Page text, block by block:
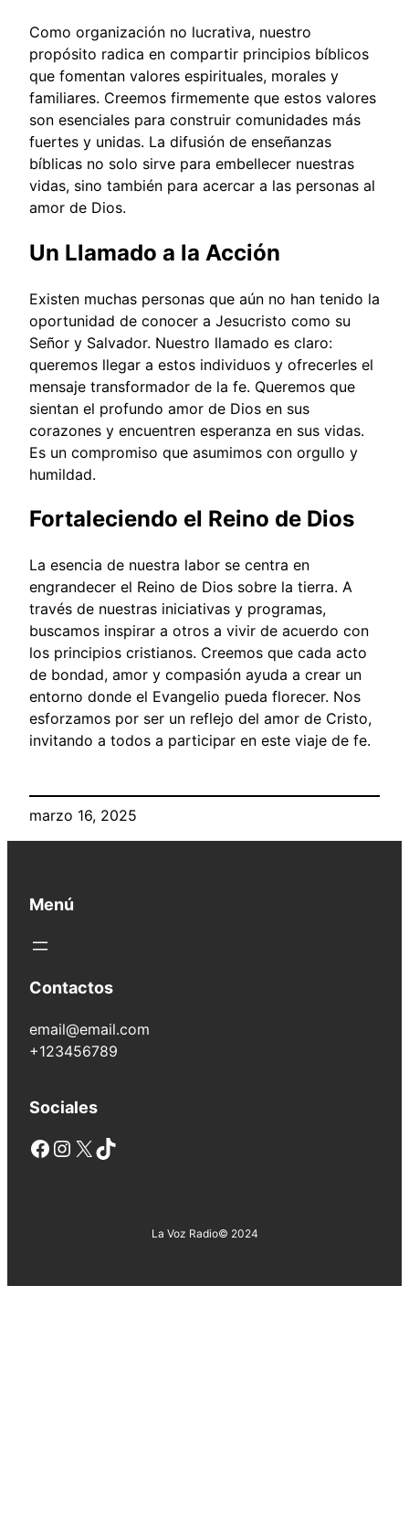
Como organización no lucrativa, nuestro
propósito radica en compartir principios bíblicos
que fomentan valores espirituales, morales y
familiares. Creemos firmemente que estos valores
son esenciales para construir comunidades más
fuertes y unidas. La difusión de enseñanzas
bíblicas no solo sirve para embellecer nuestras
vidas, sino también para acercar a las personas al
amor de Dios.
Un Llamado a la Acción
Existen muchas personas que aún no han tenido la
oportunidad de conocer a Jesucristo como su
Señor y Salvador. Nuestro llamado es claro:
queremos llegar a estos individuos y ofrecerles el
mensaje transformador de la fe. Queremos que
sientan el profundo amor de Dios en sus
corazones y encuentren esperanza en sus vidas.
Es un compromiso que asumimos con orgullo y
humildad.
Fortaleciendo el Reino de Dios
La esencia de nuestra labor se centra en
engrandecer el Reino de Dios sobre la tierra. A
través de nuestras iniciativas y programas,
buscamos inspirar a otros a vivir de acuerdo con
los principios cristianos. Creemos que cada acto
de bondad, amor y compasión ayuda a crear un
entorno donde el Evangelio pueda florecer. Nos
esforzamos por ser un reflejo del amor de Cristo,
invitando a todos a participar en este viaje de fe.
marzo 16, 2025
Menú
Contactos
email@email.com
+123456789
Sociales
Facebook Instagram X TikTok
La Voz Radio© 2024